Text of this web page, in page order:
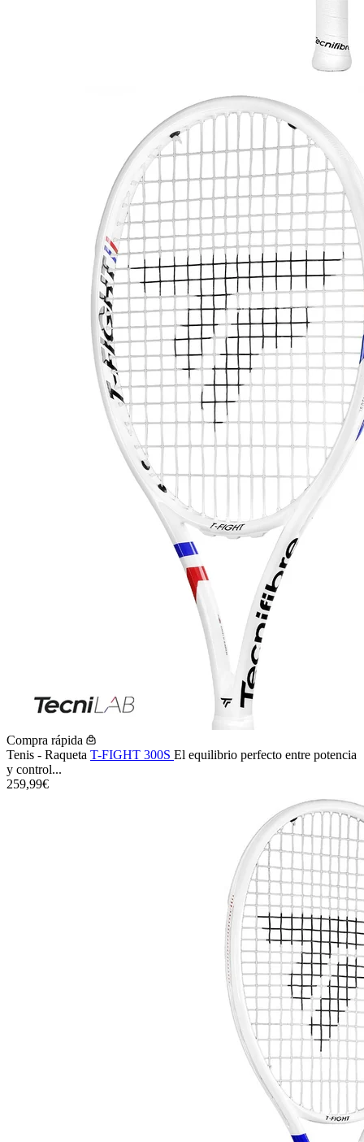
Compra rápida
Tenis - Raqueta T-FIGHT 300S El equilibrio perfecto entre potencia
y control...
259,99€